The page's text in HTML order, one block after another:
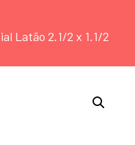
Latão 2.1/2 x 1.1/2